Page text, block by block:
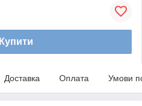
Купити
Доставка Оплата Умови